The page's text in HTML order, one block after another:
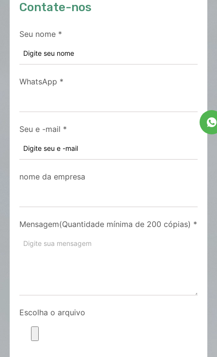
Contate-nos
Seu nome *
WhatsApp *
Seu e -mail *
nome da empresa
Mensagem(Quantidade mínima de 200 cópias) *
Escolha o arquivo